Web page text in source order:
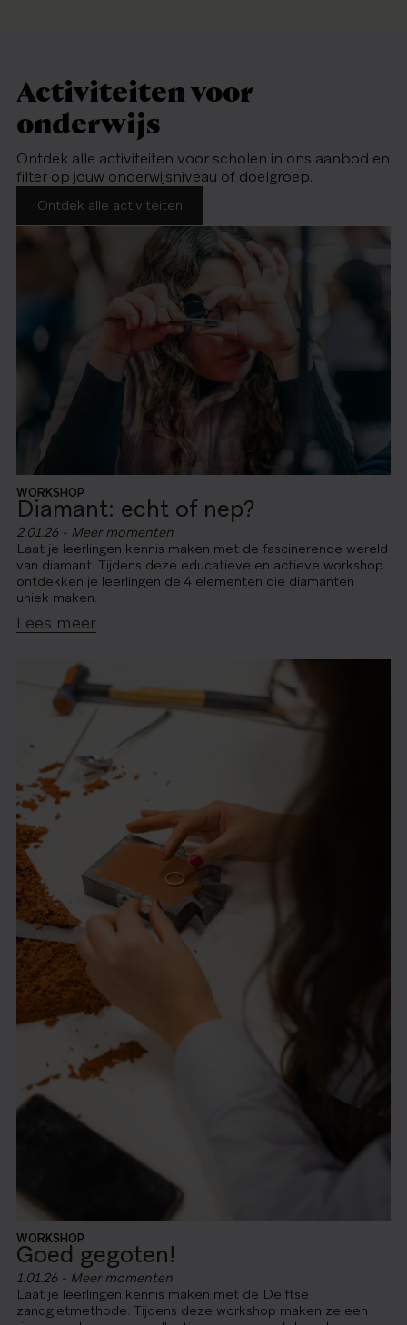
Activiteiten voor
onderwijs
Ontdek alle activiteiten voor scholen in ons aanbod en
filter op jouw onderwijsniveau of doelgroep.
Ontdek alle activiteiten
WORKSHOP
2.01.26 - Meer momenten
Diamant: echt of nep?
Laat je leerlingen kennis maken met de fascinerende wereld
van diamant. Tijdens deze educatieve en actieve workshop
ontdekken je leerlingen de 4 elementen die diamanten
uniek maken.
Lees meer
WORKSHOP
1.01.26 - Meer momenten
Goed gegoten!
Laat je leerlingen kennis maken met de Delftse
zandgietmethode. Tijdens deze workshop maken ze een